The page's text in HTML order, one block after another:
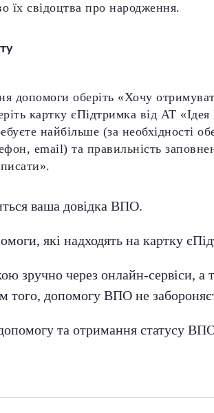
їх свідоцтва про народження.
допомоги оберіть «Хочу
картку єПідтримка від АТ
найбільше (за необхідності
email) та правильність
ваша довідка ВПО.
які надходять на картку
зручно через онлайн-сервіси,
допомогу ВПО не
та отримання статусу